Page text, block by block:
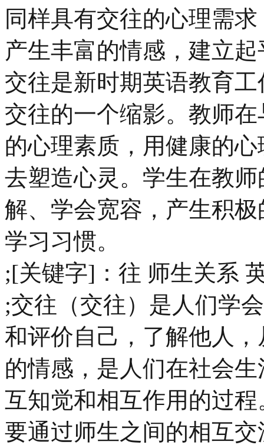
同样具有交往的心理需
产生丰富的情感，建立
交往是新时期英语教育
交往的一个缩影。教师
的心理素质，用健康的
去塑造心灵。学生在教
解、学会宽容，产生积
学习习惯。
;[关键字]：往 师生关系
;交往（交往）是人们学
和评价自己，了解他人
的情感，是人们在社会
互知觉和相互作用的过
要通过师生之间的相互